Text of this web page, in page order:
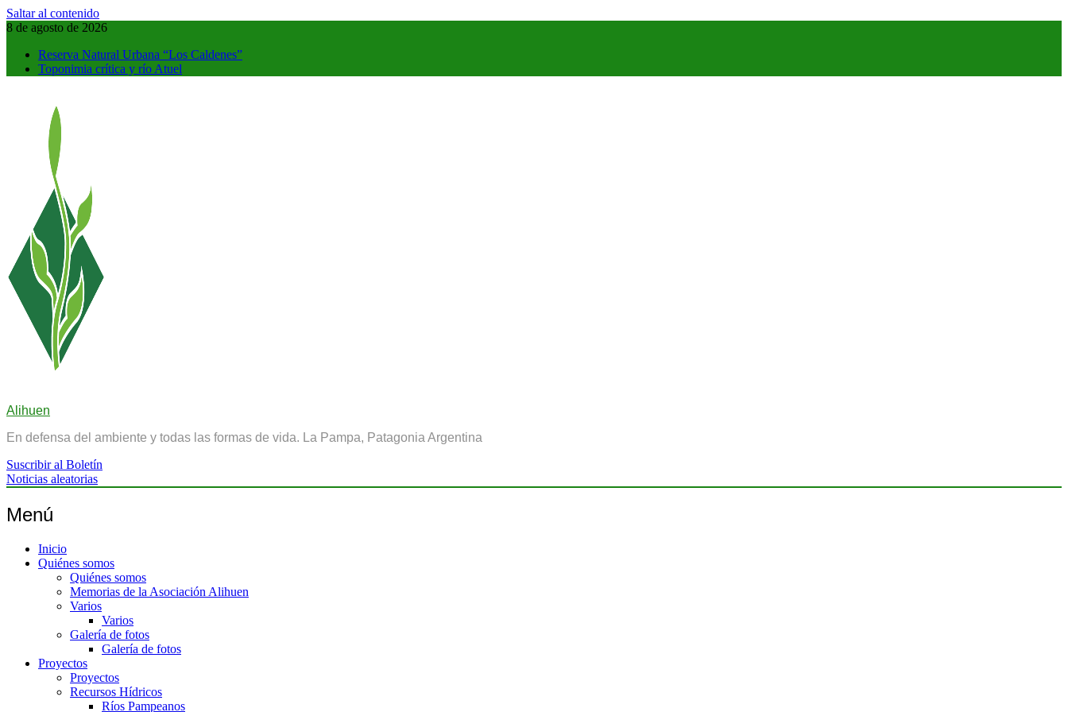
Saltar al contenido
8 de agosto de 2026
Reserva Natural Urbana “Los Caldenes”
Toponimia crítica y río Atuel
Alihuen
En defensa del ambiente y todas las formas de vida. La Pampa, Patagonia Argentina
Suscribir al Boletín
Noticias aleatorias
Menú
Inicio
Quiénes somos
Quiénes somos
Memorias de la Asociación Alihuen
Varios
Varios
Galería de fotos
Galería de fotos
Proyectos
Proyectos
Recursos Hídricos
Ríos Pampeanos